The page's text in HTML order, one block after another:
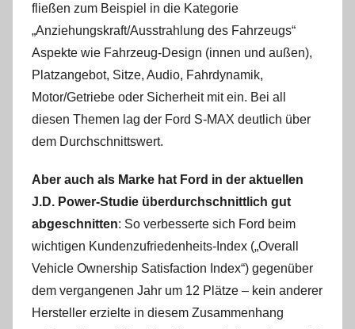
fließen zum Beispiel in die Kategorie
„Anziehungskraft/Ausstrahlung des Fahrzeugs“
Aspekte wie Fahrzeug-Design (innen und außen),
Platzangebot, Sitze, Audio, Fahrdynamik,
Motor/Getriebe oder Sicherheit mit ein. Bei all
diesen Themen lag der Ford S-MAX deutlich über
dem Durchschnittswert.
Aber auch als Marke hat Ford in der aktuellen
J.D. Power-Studie überdurchschnittlich gut
abgeschnitten: So verbesserte sich Ford beim
wichtigen Kundenzufriedenheits-Index („Overall
Vehicle Ownership Satisfaction Index“) gegenüber
dem vergangenen Jahr um 12 Plätze – kein anderer
Hersteller erzielte in diesem Zusammenhang